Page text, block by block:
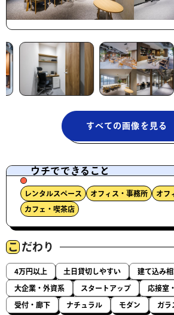
すべての画像を見る
ウチでできること
レンタルスペース オフィス・事務所 オフ
カフェ・喫茶店
こ だわり
4万円以上 土日貸切しやすい 建て込み
大企業・外資系 スタートアップ 応接室
受付・廊下 ナチュラル モダン ガラ